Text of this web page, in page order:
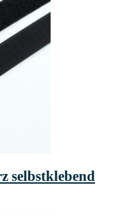
selbstklebend